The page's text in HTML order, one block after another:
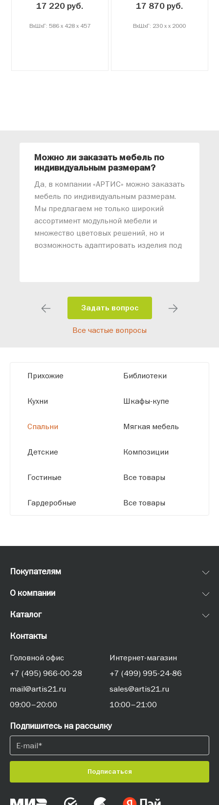
17 220 руб.
ВxШxГ: 586 x 428 x 457
17 870 руб.
ВxШxГ: 230 x x 2000
Можно ли заказать мебель по
индивидуальным размерам?
Да, в компании «АРТИС» можно заказать
мебель по индивидуальным размерам.
Мы предлагаем не только широкий
ассортимент модульной мебели и
множество цветовых решений, но и
возможность адаптировать изделия под
помещения и личные пожелания.
Благодаря современному
высокотехнологичному оборудованию
размерам.
Задать вопрос
Все частые вопросы
Прихожие
Кухни
Спальни
Детские
Гостиные
Гардеробные
Библиотеки
Шкафы-купе
Мягкая мебель
Композиции
Все товары
Все товары
Покупателям
О компании
Каталог
Контакты
Головной офис
+7 (495) 966-00-28
mail@artis21.ru
09:00–20:00
Интернет-магазин
+7 (499) 995-24-86
sales@artis21.ru
10:00–21:00
Подпишитесь на рассылку
Подписаться